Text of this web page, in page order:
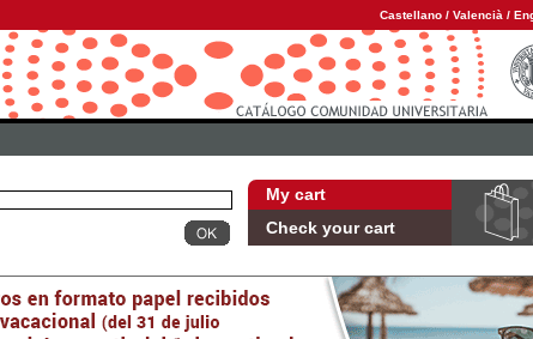
Castellano / Valencià /
My cart
Check your cart